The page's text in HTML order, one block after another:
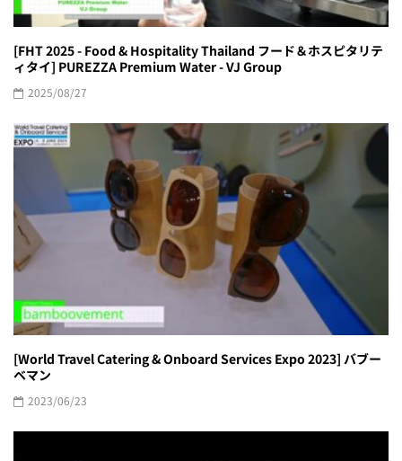
[FHT 2025 - Food & Hospitality Thailand フード＆ホスピタリテ
ィタイ] PUREZZA Premium Water - VJ Group
2025/08/27
[World Travel Catering & Onboard Services Expo 2023] バブー
ベマン
2023/06/23